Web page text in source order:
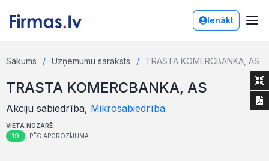
Ienākt
Sākums Uzņēmumu saraksts TRASTA KOMERCBANKA, AS
TRASTA KOMERCBANKA, AS
Akciju sabiedrība, Mikrosabiedrība
VIETA NOZARĒ
19 PĒC APGROZĪJUMA